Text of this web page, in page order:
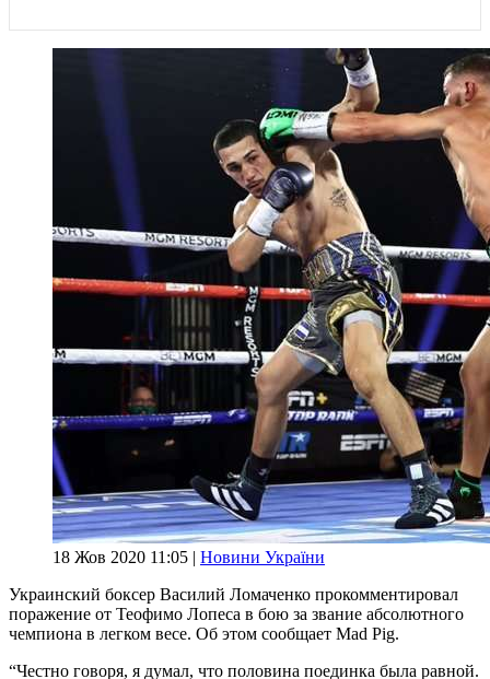
18 Жов 2020 11:05 | Новини України
Украинский боксер Василий Ломаченко прокомментировал
поражение от Теофимо Лопеса в бою за звание абсолютного
чемпиона в легком весе. Об этом сообщает Mad Pig.
“Честно говоря, я думал, что половина поединка была равной.